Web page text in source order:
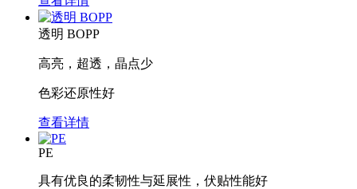
透明 BOPP
高亮，超透，晶点少
色彩还原性好
查看详情
PE
具有优良的柔韧性与延展性，伏贴性能好